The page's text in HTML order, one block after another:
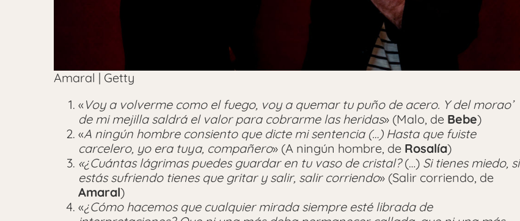
Amaral | Getty
«Voy a volverme como el fuego, voy a quemar tu puño de acero. Y del morao’
de mi mejilla saldrá el valor para cobrarme las heridas» (Malo, de Bebe)
«A ningún hombre consiento que dicte mi sentencia (…) Hasta que fuiste
carcelero, yo era tuya, compañero» (A ningún hombre, de Rosalía)
«¿Cuántas lágrimas puedes guardar en tu vaso de cristal?(…) Si tienes miedo, si
estás sufriendo tienes que gritar y salir, salir corriendo» (Salir corriendo, de
Amaral)
«¿Cómo hacemos que cualquier mirada siempre esté librada de